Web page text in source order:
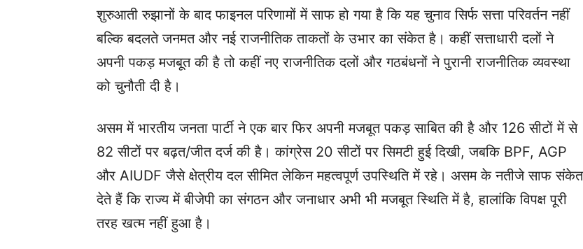
शुरुआती रुझानों के बाद फाइनल परिणामों में साफ हो गया है कि यह चुनाव सिर्फ सत्ता परिवर्तन नहीं
बल्कि बदलते जनमत और नई राजनीतिक ताकतों के उभार का संकेत है। कहीं सत्ताधारी दलों ने
अपनी पकड़ मजबूत की है तो कहीं नए राजनीतिक दलों और गठबंधनों ने पुरानी राजनीतिक व्यवस्था
को चुनौती दी है।
असम में भारतीय जनता पार्टी ने एक बार फिर अपनी मजबूत पकड़ साबित की है और 126 सीटों में से
82 सीटों पर बढ़त/जीत दर्ज की है। कांग्रेस 20 सीटों पर सिमटी हुई दिखी, जबकि BPF, AGP
और AIUDF जैसे क्षेत्रीय दल सीमित लेकिन महत्वपूर्ण उपस्थिति में रहे। असम के नतीजे साफ संकेत
देते हैं कि राज्य में बीजेपी का संगठन और जनाधार अभी भी मजबूत स्थिति में है, हालांकि विपक्ष पूरी
तरह खत्म नहीं हुआ है।